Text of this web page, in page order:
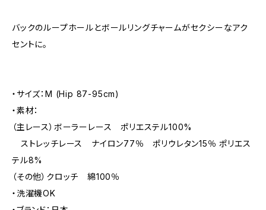
バックのループホールとボールリングチャームがセクシーなアク
セントに。
・サイズ：M (Hip 87-95cm)
・素材：
（主レース）ボーラーレース ポリエステル100%
ストレッチレース ナイロン77％ ポリウレタン15％ ポリエス
テル8%
（その他）クロッチ 綿100％
・洗濯機OK